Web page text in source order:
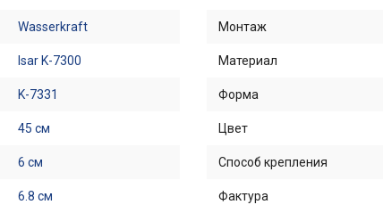
Wasserkraft
Isar K-7300
K-7331
45 см
6 см
6.8 см
Монтаж
Материал
Форма
Цвет
Способ крепления
Фактура